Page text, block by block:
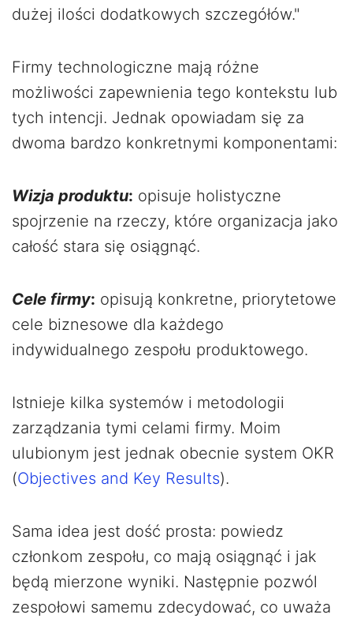
dużej ilości dodatkowych szczegółów."
Firmy technologiczne mają różne
możliwości zapewnienia tego kontekstu lub
tych intencji. Jednak opowiadam się za
dwoma bardzo konkretnymi komponentami:
Wizja produktu: opisuje holistyczne
spojrzenie na rzeczy, które organizacja jako
całość stara się osiągnąć.
Cele firmy: opisują konkretne, priorytetowe
cele biznesowe dla każdego
indywidualnego zespołu produktowego.
Istnieje kilka systemów i metodologii
zarządzania tymi celami firmy. Moim
ulubionym jest jednak obecnie system OKR
(Objectives and Key Results).
Sama idea jest dość prosta: powiedz
członkom zespołu, co mają osiągnąć i jak
będą mierzone wyniki. Następnie pozwól
zespołowi samemu zdecydować, co uważa